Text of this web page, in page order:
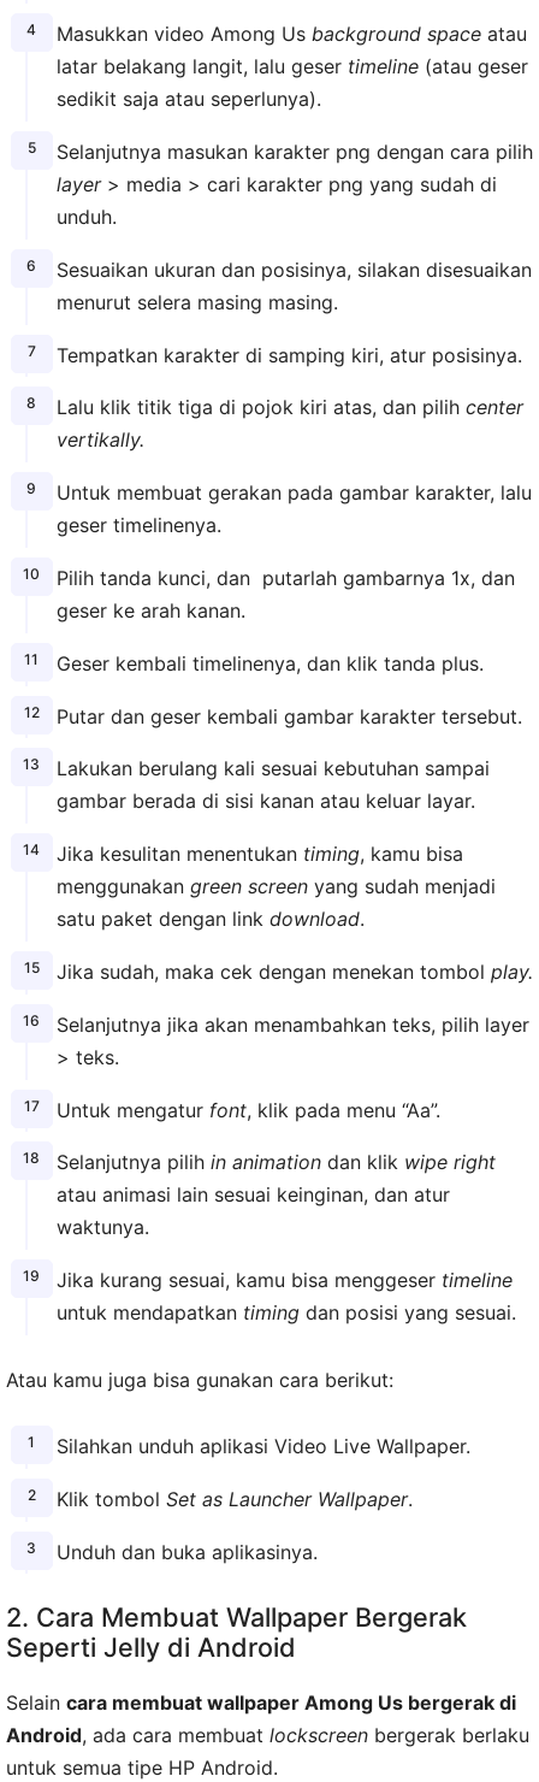
Masukkan video Among Us background space atau
latar belakang langit, lalu geser timeline(atau geser
sedikit saja atau seperlunya).
Selanjutnya masukan karakter png dengan cara pilih
layer> media > cari karakter png yang sudah di
unduh.
Sesuaikan ukuran dan posisinya, silakan disesuaikan
menurut selera masing masing.
Tempatkan karakter di samping kiri, atur posisinya.
Lalu klik titik tiga di pojok kiri atas, dan pilih center
vertikally.
Untuk membuat gerakan pada gambar karakter, lalu
geser timelinenya.
Pilih tanda kunci, dan putarlah gambarnya 1x, dan
geser ke arah kanan.
Geser kembali timelinenya, dan klik tanda plus.
Putar dan geser kembali gambar karakter tersebut.
Lakukan berulang kali sesuai kebutuhan sampai
gambar berada di sisi kanan atau keluar layar.
Jika kesulitan menentukan timing, kamu bisa
menggunakan green screenyang sudah menjadi
satu paket dengan link download.
Jika sudah, maka cek dengan menekan tombol play.
Selanjutnya jika akan menambahkan teks, pilih layer
> teks.
Untuk mengatur font, klik pada menu “Aa”.
Selanjutnya pilih in animationdan klik wipe right
atau animasi lain sesuai keinginan, dan atur
waktunya.
Jika kurang sesuai, kamu bisa menggeser timeline
untuk mendapatkan timingdan posisi yang sesuai.
Atau kamu juga bisa gunakan cara berikut:
Silahkan unduh aplikasi Video Live Wallpaper.
Klik tombol Set as Launcher Wallpaper.
Unduh dan buka aplikasinya.
2. Cara Membuat Wallpaper Bergerak
Seperti Jelly di Android
Selain cara membuat wallpaper Among Us bergerak di
Android, ada cara membuat lockscreen bergerak berlaku
untuk semua tipe HP Android.